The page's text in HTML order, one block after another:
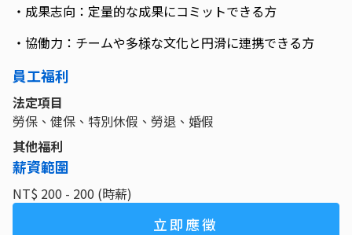
・成果志向：定量的な成果にコミットできる方
・協働力：チームや多様な文化と円滑に連携できる方
員工福利
法定項目
勞保、健保、特別休假、勞退、婚假
其他福利
薪資範圍
NT$ 200 - 200 (時薪)
立即應徵